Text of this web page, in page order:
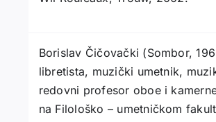
Borislav Čičovački (Sombor,
libretista, muzički umetnik,
redovni profesor oboe i
na Filološko – umetničkom